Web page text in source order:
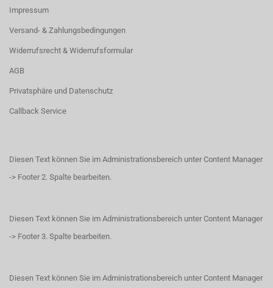
Impressum
Versand- & Zahlungsbedingungen
Widerrufsrecht & Widerrufsformular
AGB
Privatsphäre und Datenschutz
Callback Service
Diesen Text können Sie im Administrationsbereich unter Content Manager
-> Footer 2. Spalte bearbeiten.
Diesen Text können Sie im Administrationsbereich unter Content Manager
-> Footer 3. Spalte bearbeiten.
Diesen Text können Sie im Administrationsbereich unter Content Manager